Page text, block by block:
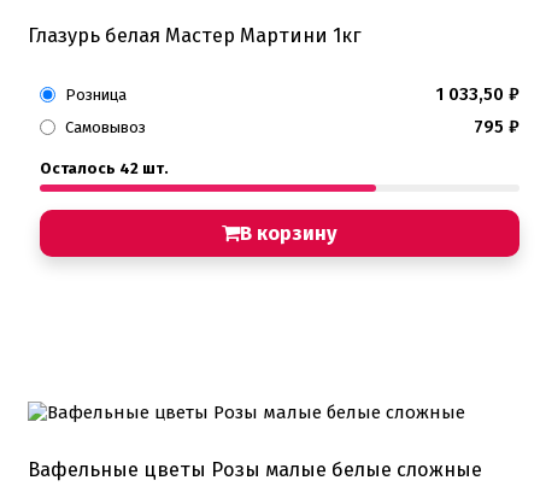
Глазурь белая Мастер Мартини 1кг
Розница 1 033,50 ₽
Самовывоз 795 ₽
Осталось 42 шт.
В корзину
Вафельные цветы Розы малые белые сложные